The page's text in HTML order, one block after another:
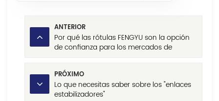
ANTERIOR
Por qué las rótulas FENGYU son la opción
de confianza para los mercados de
PRÓXIMO
Lo que necesitas saber sobre los "enlaces
estabilizadores"